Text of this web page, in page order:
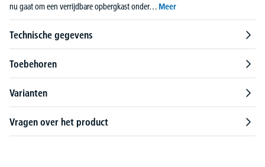
nu gaat om een verrijdbare opbergkast onder… Meer
Technische gegevens
Toebehoren
Varianten
Vragen over het product